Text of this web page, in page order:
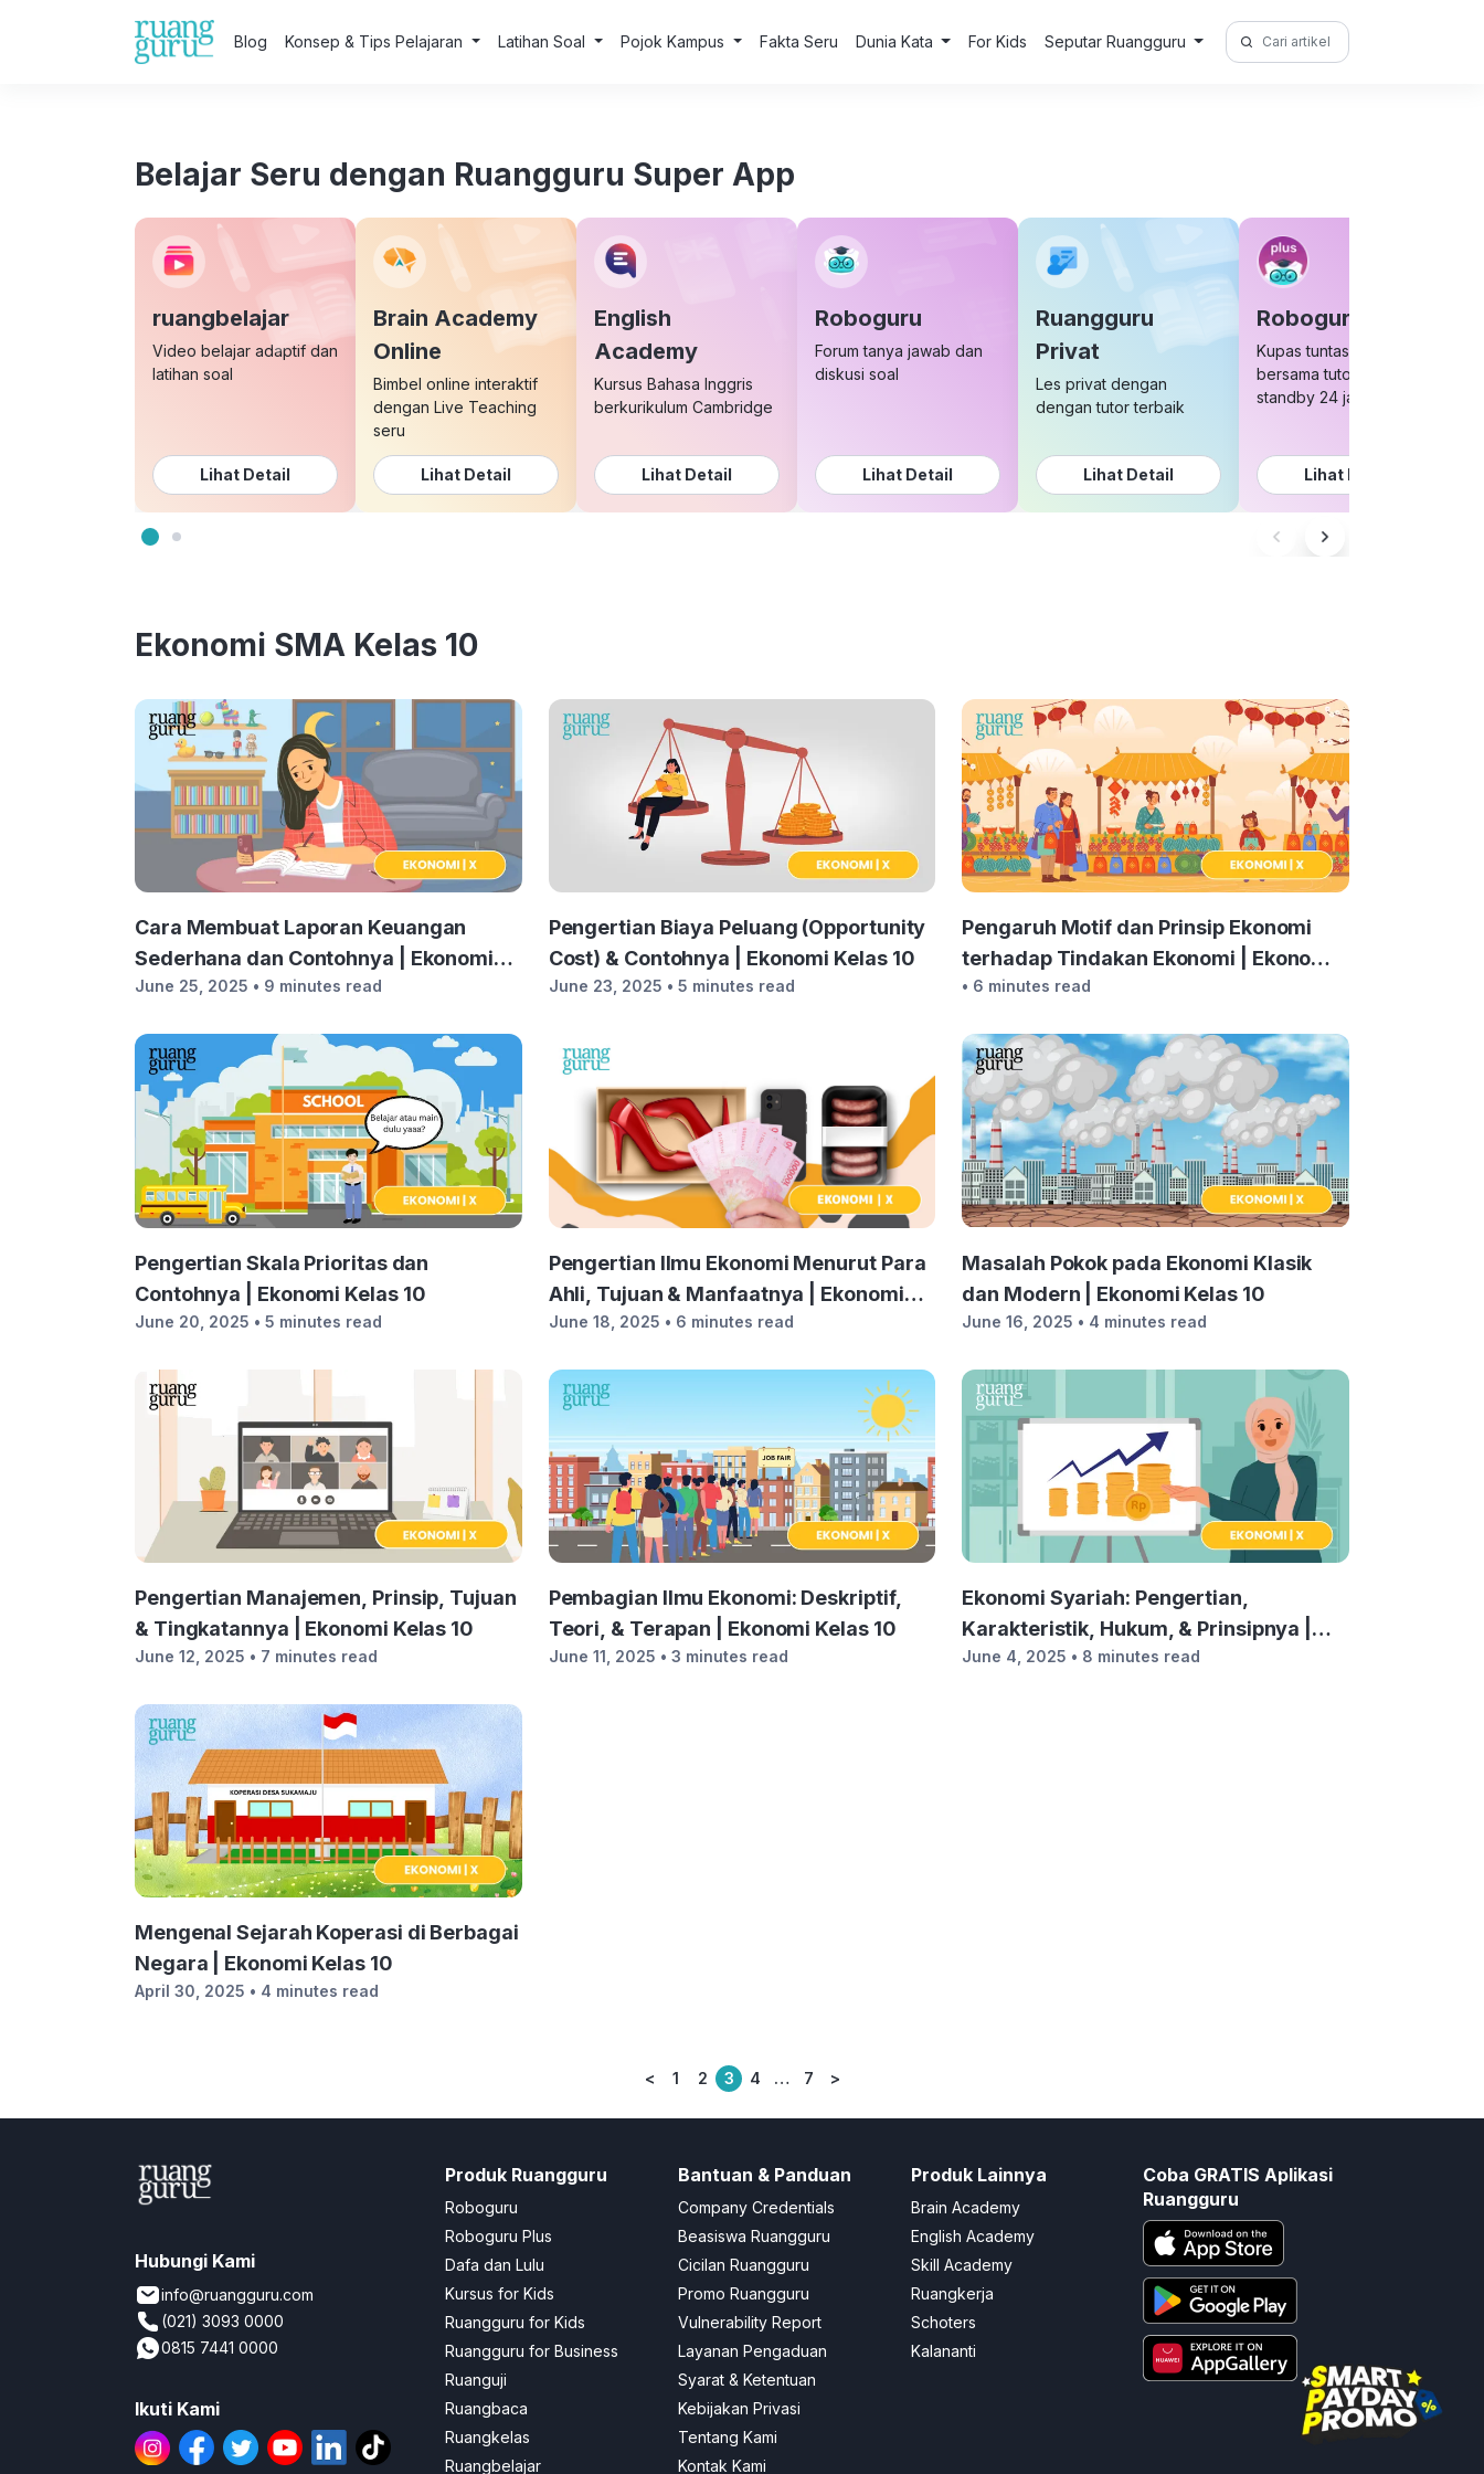
Blog Konsep & Tips Pelajaran Latihan Soal Pojok Kampus Fakta Seru Dunia Kata For Kids Seputar Ruangguru
Search
for:
Belajar Seru dengan Ruangguru Super App
ruangbelajar
Video belajar adaptif dan
latihan soal
Lihat Detail
Brain Academy
Online
Bimbel online interaktif
dengan Live Teaching
seru
Lihat Detail
English
Academy
Kursus Bahasa Inggris
berkurikulum Cambridge
Lihat Detail
Roboguru
Forum tanya jawab dan
diskusi soal
Lihat Detail
Ruangguru
Privat
Les privat dengan
dengan tutor terbaik
Lihat Detail
Roboguru Plus
Kupas tuntas soal sulit
bersama tutor yang
standby 24 jam
Lihat Detail
Ekonomi SMA Kelas 10
Cara Membuat Laporan Keuangan
Sederhana dan Contohnya | Ekonomi
Kelas 10
June 25, 2025 • 9 minutes read
Pengertian Biaya Peluang (Opportunity
Cost) & Contohnya | Ekonomi Kelas 10
June 23, 2025 • 5 minutes read
Pengaruh Motif dan Prinsip Ekonomi
terhadap Tindakan Ekonomi | Ekonomi
Kelas 10
• 6 minutes read
Pengertian Skala Prioritas dan
Contohnya | Ekonomi Kelas 10
June 20, 2025 • 5 minutes read
Pengertian Ilmu Ekonomi Menurut Para
Ahli, Tujuan & Manfaatnya | Ekonomi
Kelas 10
June 18, 2025 • 6 minutes read
Masalah Pokok pada Ekonomi Klasik
dan Modern | Ekonomi Kelas 10
June 16, 2025 • 4 minutes read
Pengertian Manajemen, Prinsip, Tujuan
& Tingkatannya | Ekonomi Kelas 10
June 12, 2025 • 7 minutes read
Pembagian Ilmu Ekonomi: Deskriptif,
Teori, & Terapan | Ekonomi Kelas 10
June 11, 2025 • 3 minutes read
Ekonomi Syariah: Pengertian,
Karakteristik, Hukum, & Prinsipnya |
Ekonomi Kelas 10
June 4, 2025 • 8 minutes read
Mengenal Sejarah Koperasi di Berbagai
Negara | Ekonomi Kelas 10
April 30, 2025 • 4 minutes read
Posts
< 1 2 3 4 … 7 >
Hubungi Kami
info@ruangguru.com
(021) 3093 0000
0815 7441 0000
Ikuti Kami
Produk Ruangguru
Roboguru
Roboguru Plus
Dafa dan Lulu
Kursus for Kids
Ruangguru for Kids
Ruangguru for Business
Ruanguji
Ruangbaca
Ruangkelas
Ruangbelajar
Bantuan & Panduan
Company Credentials
Beasiswa Ruangguru
Cicilan Ruangguru
Promo Ruangguru
Vulnerability Report
Layanan Pengaduan
Syarat & Ketentuan
Kebijakan Privasi
Tentang Kami
Kontak Kami
Produk Lainnya
Brain Academy
English Academy
Skill Academy
Ruangkerja
Schoters
Kalananti
Coba GRATIS Aplikasi
Ruangguru